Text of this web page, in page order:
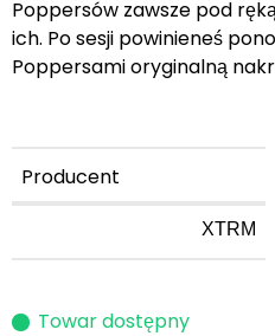
Poppersów zawsze pod
ich. Po sesji powinieneś
Poppersami oryginalną
Producent
XTRM
Towar dostępny